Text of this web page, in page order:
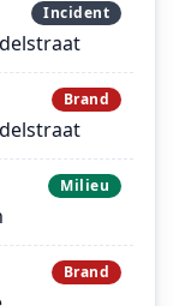
Incident
Brand
Milieu
Brand